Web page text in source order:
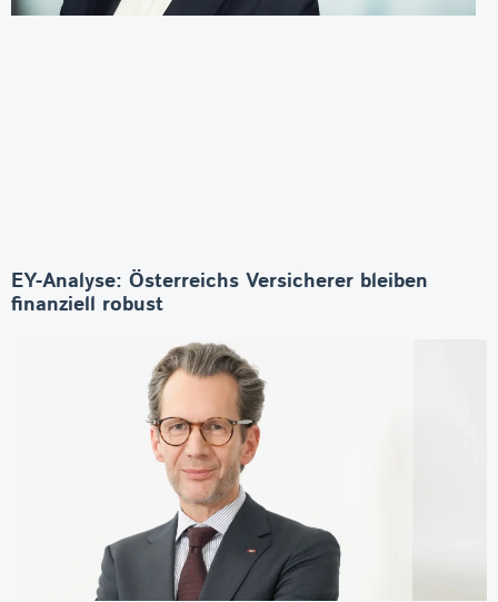
EY-Analyse: Österreichs Versicherer bleiben
finanziell robust